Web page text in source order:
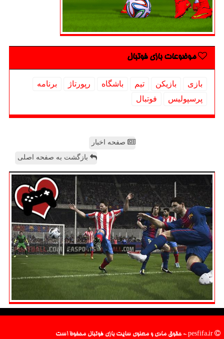
موضوعات بازی فوتبال
بازی بازیكن تیم باشگاه رپورتاژ
برنامه
پرسپولیس
فوتبال
صفحه اخبار
بازگشت به صفحه اصلی